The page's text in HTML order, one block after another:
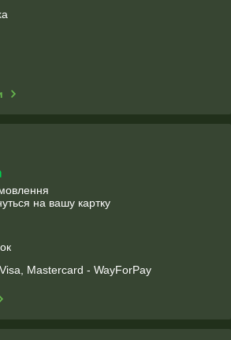
на вашу картку
Mastercard - WayForPay